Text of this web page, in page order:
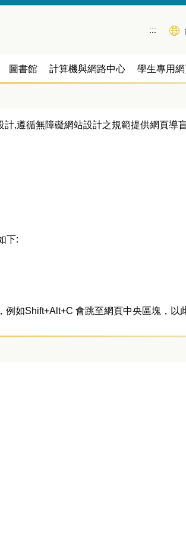
:::
圖書館 計算機與網路中心 學生專用
,遵循無障礙網站設計之規範提供網頁導
下:
如Shift+Alt+C 會跳至網頁中央區塊，以